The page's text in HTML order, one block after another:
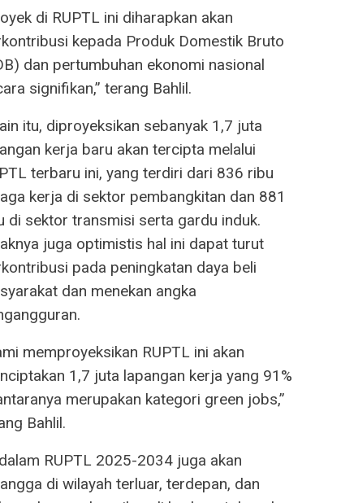
di RUPTL ini diharapkan akan
kepada Produk Domestik Bruto
dan pertumbuhan ekonomi nasional
signifikan,” terang Bahlil.
itu, diproyeksikan sebanyak 1,7 juta
kerja baru akan tercipta melalui
terbaru ini, yang terdiri dari 836 ribu
kerja di sektor pembangkitan dan 881
di sektor transmisi serta gardu induk.
juga optimistis hal ini dapat turut
pada peningkatan daya beli
dan menekan angka
memproyeksikan RUPTL ini akan
1,7 juta lapangan kerja yang 91%
merupakan kategori green jobs,”
Bahlil.
RUPTL 2025-2034 juga akan
di wilayah terluar, terdepan, dan